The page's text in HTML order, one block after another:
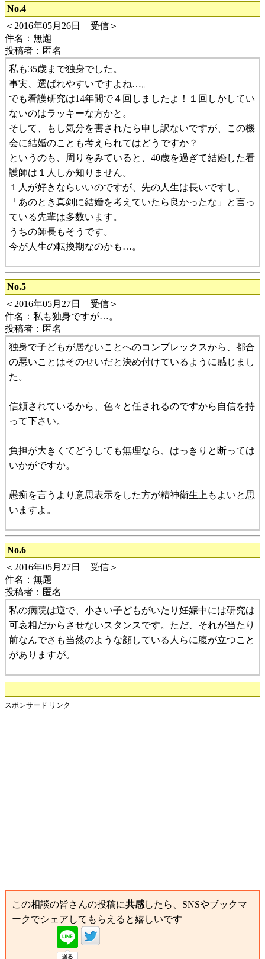
No.4
＜2016年05月26日 受信＞
件名：無題
投稿者：匿名
私も35歳まで独身でした。
事実、選ばれやすいですよね…。
でも看護研究は14年間で４回しましたよ！１回しかしてい
ないのはラッキーな方かと。
そして、もし気分を害されたら申し訳ないですが、この機
会に結婚のことも考えられてはどうですか？
というのも、周りをみていると、40歳を過ぎて結婚した看
護師は１人しか知りません。
１人が好きならいいのですが、先の人生は長いですし、
「あのとき真剣に結婚を考えていたら良かったな」と言っ
ている先輩は多数います。
うちの師長もそうです。
今が人生の転換期なのかも…。
No.5
＜2016年05月27日 受信＞
件名：私も独身ですが…。
投稿者：匿名
独身で子どもが居ないことへのコンプレックスから、都合
の悪いことはそのせいだと決め付けているように感じまし
た。
信頼されているから、色々と任されるのですから自信を持
って下さい。
負担が大きくてどうしても無理なら、はっきりと断っては
いかがですか。
愚痴を言うより意思表示をした方が精神衛生上もよいと思
いますよ。
No.6
＜2016年05月27日 受信＞
件名：無題
投稿者：匿名
私の病院は逆で、小さい子どもがいたり妊娠中には研究は
可哀相だからさせないスタンスです。ただ、それが当たり
前なんでさも当然のような顔している人らに腹が立つこと
がありますが。
スポンサード リンク
この相談の皆さんの投稿に共感したら、SNSやブックマ
ークでシェアしてもらえると嬉しいです